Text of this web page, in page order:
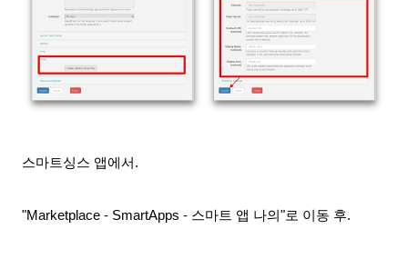
스마트싱스 앱에서.
"Marketplace - SmartApps - 스마트 앱 나의"로 이동 후.